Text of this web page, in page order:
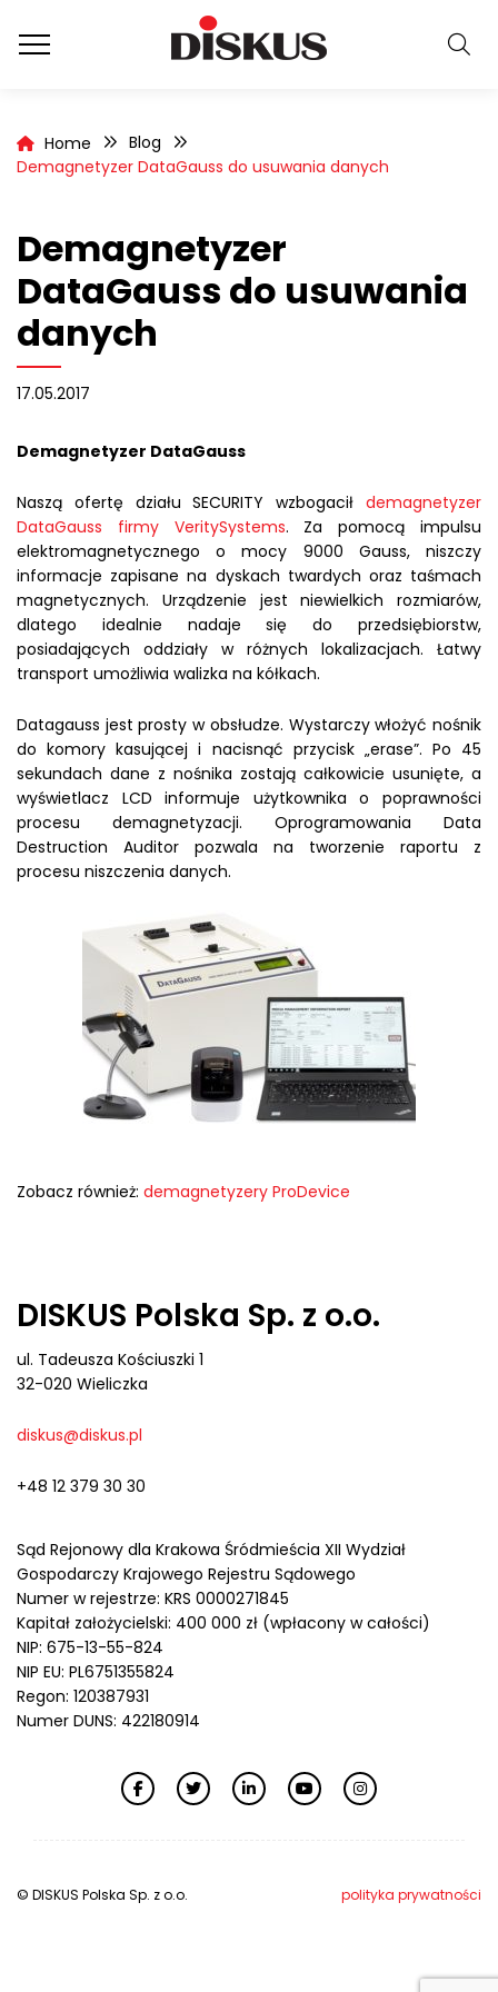
Home
Blog
Demagnetyzer DataGauss do usuwania danych
Demagnetyzer
DataGauss do usuwania
danych
17.05.2017
Demagnetyzer DataGauss
Naszą ofertę działu SECURITY wzbogacił demagnetyzer
DataGauss firmy VeritySystems. Za pomocą impulsu
elektromagnetycznego o mocy 9000 Gauss, niszczy
informacje zapisane na dyskach twardych oraz taśmach
magnetycznych. Urządzenie jest niewielkich rozmiarów,
dlatego idealnie nadaje się do przedsiębiorstw,
posiadających oddziały w różnych lokalizacjach. Łatwy
transport umożliwia walizka na kółkach.
Datagauss jest prosty w obsłudze. Wystarczy włożyć nośnik
do komory kasującej i nacisnąć przycisk „erase”. Po 45
sekundach dane z nośnika zostają całkowicie usunięte, a
wyświetlacz LCD informuje użytkownika o poprawności
procesu demagnetyzacji. Oprogramowania Data
Destruction Auditor pozwala na tworzenie raportu z
procesu niszczenia danych.
Zobacz również: demagnetyzery ProDevice
DISKUS Polska Sp. z o.o.
ul. Tadeusza Kościuszki 1
32-020 Wieliczka
diskus@diskus.pl
+48 12 379 30 30
Sąd Rejonowy dla Krakowa Śródmieścia XII Wydział
Gospodarczy Krajowego Rejestru Sądowego
Numer w rejestrze: KRS 0000271845
Kapitał założycielski: 400 000 zł (wpłacony w całości)
NIP: 675-13-55-824
NIP EU: PL6751355824
Regon: 120387931
Numer DUNS: 422180914
© DISKUS Polska Sp. z o.o. polityka prywatności